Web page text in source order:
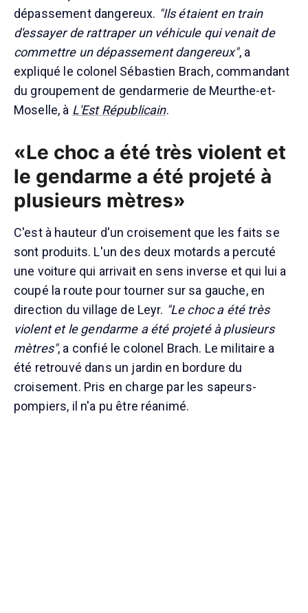
dépassement dangereux. "Ils étaient en train
d'essayer de rattraper un véhicule qui venait de
commettre un dépassement dangereux", a
expliqué le colonel Sébastien Brach, commandant
du groupement de gendarmerie de Meurthe-et-
Moselle, à L'Est Républicain.
«Le choc a été très violent et
le gendarme a été projeté à
plusieurs mètres»
C'est à hauteur d'un croisement que les faits se
sont produits. L'un des deux motards a percuté
une voiture qui arrivait en sens inverse et qui lui a
coupé la route pour tourner sur sa gauche, en
direction du village de Leyr. "Le choc a été très
violent et le gendarme a été projeté à plusieurs
mètres", a confié le colonel Brach. Le militaire a
été retrouvé dans un jardin en bordure du
croisement. Pris en charge par les sapeurs-
pompiers, il n'a pu être réanimé.